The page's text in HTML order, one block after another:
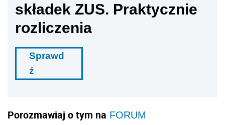
składek ZUS. Praktycznie
rozliczenia
Sprawd
ź
Porozmawiaj o tym na FORUM